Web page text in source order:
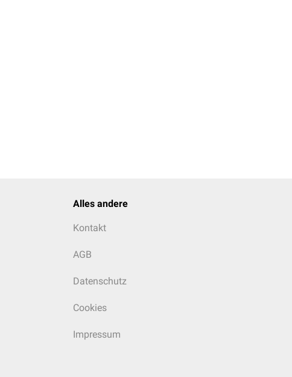
Alles andere
Kontakt
AGB
Datenschutz
Cookies
Impressum